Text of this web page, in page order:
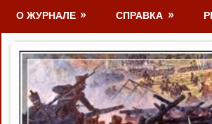
О ЖУРНАЛЕ СПРАВКА